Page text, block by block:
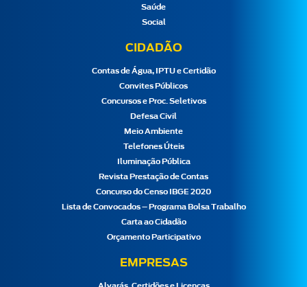
Saúde
Social
CIDADÃO
Contas de Água, IPTU e Certidão
Convites Públicos
Concursos e Proc. Seletivos
Defesa Civil
Meio Ambiente
Telefones Úteis
Iluminação Pública
Revista Prestação de Contas
Concurso do Censo IBGE 2020
Lista de Convocados – Programa Bolsa Trabalho
Carta ao Cidadão
Orçamento Participativo
EMPRESAS